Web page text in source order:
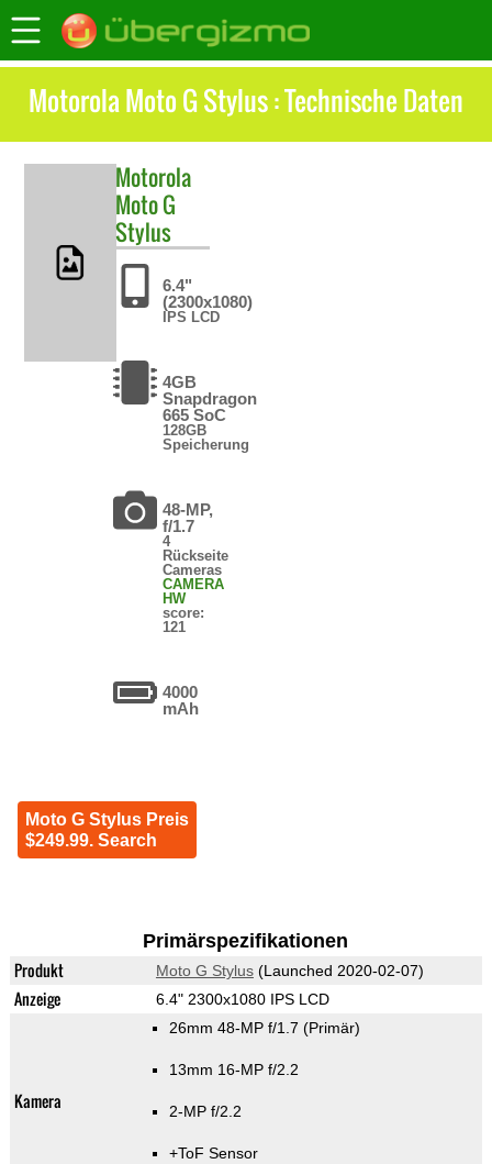
Motorola Moto G Stylus : Technische Daten
Motorola
Moto G
Stylus
6.4"
(2300x1080)
IPS LCD
4GB
Snapdragon
665 SoC
128GB
Speicherung
48-MP,
f/1.7
4
Rückseite
Cameras
CAMERA
HW
score:
121
4000
mAh
Moto G Stylus Preis
$249.99. Search
Primärspezifikationen
Produkt Moto G Stylus(Launched 2020-02-07)
Anzeige 6.4" 2300x1080 IPS LCD
Kamera
26mm 48-MP f/1.7 (Primär)
13mm 16-MP f/2.2
2-MP f/2.2
+ToF Sensor